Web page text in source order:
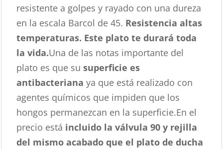
resistente a golpes y rayado con una dureza
en la escala Barcol de 45. Resistencia altas
temperaturas. Este plato te durará toda
la vida.Una de las notas importante del
plato es que susuperficie es
antibacterianaya que está realizado con
agentes químicos que impiden que los
hongos permanezcan en la superficie.En el
precio está incluido la válvula 90 y rejilla
del mismo acabado que el plato de ducha